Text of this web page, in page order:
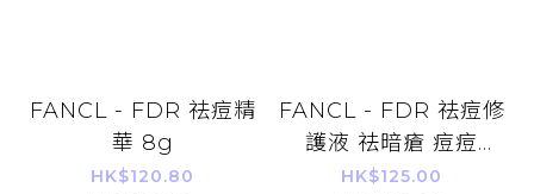
FANCL - FDR 祛痘精
華 8g
HK$120.80
FANCL - FDR 祛痘修
護液 祛暗瘡 痘痘
30ml
HK$125.00